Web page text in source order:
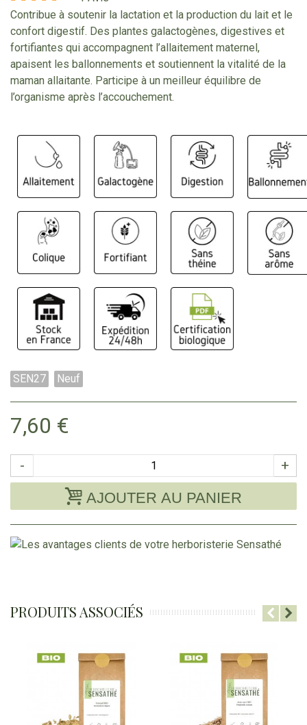
Contribue à soutenir la lactation et la production du lait et le
confort digestif. Des plantes galactogènes, digestives et
fortifiantes qui accompagnent l’allaitement maternel,
apaisent les ballonnements et soutiennent la vitalité de la
maman allaitante. Participe à un meilleur équilibre de
l’organisme après l’accouchement.
SEN27 Neuf
7,60 €
- +
AJOUTER AU PANIER
PRODUITS ASSOCIÉS